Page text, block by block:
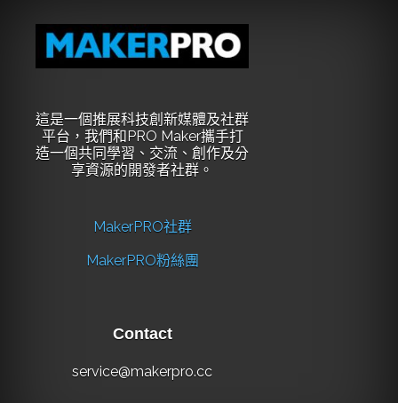
這是一個推展科技創新媒體及社群
平台，我們和PRO Maker攜手打
造一個共同學習、交流、創作及分
享資源的開發者社群。
MakerPRO社群
MakerPRO粉絲團
Contact
service@makerpro.cc